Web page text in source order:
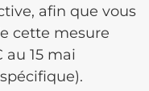
afin que vous
cette mesure
au 15 mai